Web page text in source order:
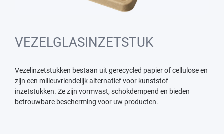
VEZELGLASINZETSTUK
Vezelinzetstukken bestaan uit gerecycled papier of cellulose en
zijn een milieuvriendelijk alternatief voor kunststof
inzetstukken. Ze zijn vormvast, schokdempend en bieden
betrouwbare bescherming voor uw producten.